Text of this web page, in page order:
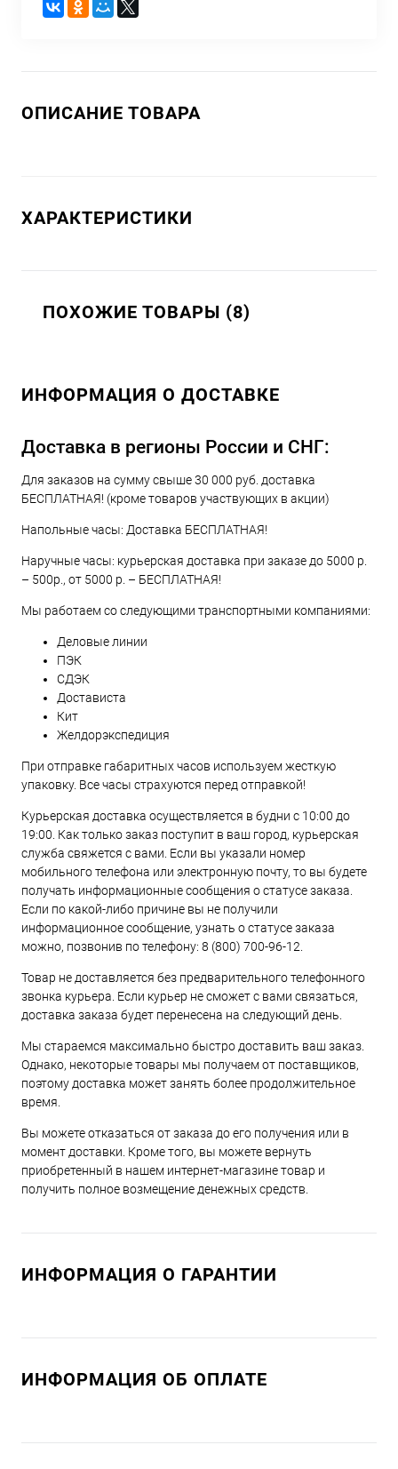
ОПИСАНИЕ ТОВАРА
ХАРАКТЕРИСТИКИ
ПОХОЖИЕ ТОВАРЫ (8)
ИНФОРМАЦИЯ О ДОСТАВКЕ
Доставка в регионы России и СНГ:
Для заказов на сумму свыше 30 000 руб. доставка
БЕСПЛАТНАЯ! (кроме товаров участвующих в акции)
Напольные часы: Доставка БЕСПЛАТНАЯ!
Наручные часы: курьерская доставка при заказе до 5000 р.
– 500р., от 5000 р. – БЕСПЛАТНАЯ!
Мы работаем со следующими транспортными компаниями:
Деловые линии
ПЭК
СДЭК
Достависта
Кит
Желдорэкспедиция
При отправке габаритных часов используем жесткую
упаковку. Все часы страхуются перед отправкой!
Курьерская доставка осуществляется в будни с 10:00 до
19:00. Как только заказ поступит в ваш город, курьерская
служба свяжется с вами. Если вы указали номер
мобильного телефона или электронную почту, то вы будете
получать информационные сообщения о статусе заказа.
Если по какой-либо причине вы не получили
информационное сообщение, узнать о статусе заказа
можно, позвонив по телефону: 8 (800) 700-96-12.
Товар не доставляется без предварительного телефонного
звонка курьера. Если курьер не сможет с вами связаться,
доставка заказа будет перенесена на следующий день.
Мы стараемся максимально быстро доставить ваш заказ.
Однако, некоторые товары мы получаем от поставщиков,
поэтому доставка может занять более продолжительное
время.
Вы можете отказаться от заказа до его получения или в
момент доставки. Кроме того, вы можете вернуть
приобретенный в нашем интернет-магазине товар и
получить полное возмещение денежных средств.
ИНФОРМАЦИЯ О ГАРАНТИИ
ИНФОРМАЦИЯ ОБ ОПЛАТЕ